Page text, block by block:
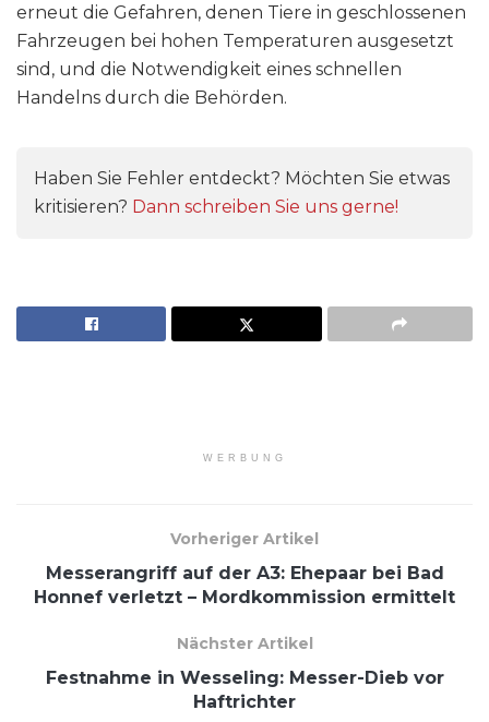
erneut die Gefahren, denen Tiere in geschlossenen
Fahrzeugen bei hohen Temperaturen ausgesetzt
sind, und die Notwendigkeit eines schnellen
Handelns durch die Behörden.
Haben Sie Fehler entdeckt? Möchten Sie etwas
kritisieren? Dann schreiben Sie uns gerne!
WERBUNG
Vorheriger Artikel
Messerangriff auf der A3: Ehepaar bei Bad
Honnef verletzt – Mordkommission ermittelt
Nächster Artikel
Festnahme in Wesseling: Messer-Dieb vor
Haftrichter